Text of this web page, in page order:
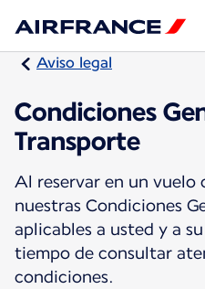
Aviso legal
Condiciones
Transporte
Al reservar en un vuelo
nuestras Condiciones
aplicables a usted y a
tiempo de consultar
condiciones.